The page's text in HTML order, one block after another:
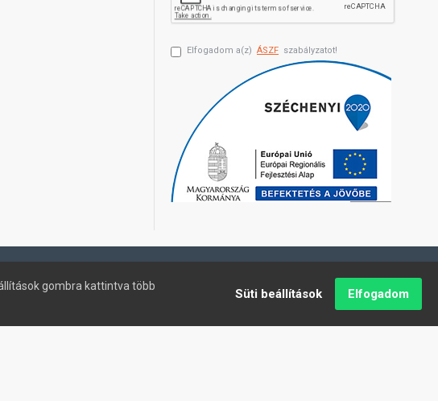
Elfogadom a(z) ÁSZF szabályzatot!
gombra kattintva több
Süti beállítások Elfogadom